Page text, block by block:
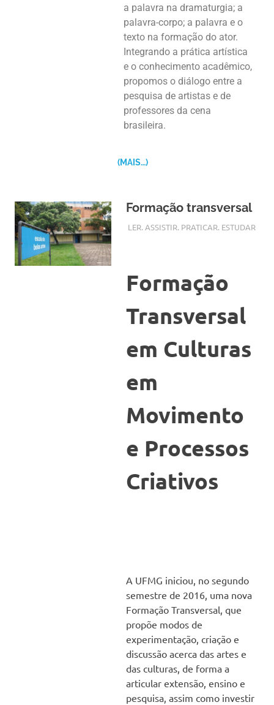
a palavra na dramaturgia; a
palavra-corpo; a palavra e o
texto na formação do ator.
Integrando a prática artística
e o conhecimento acadêmico,
propomos o diálogo entre a
pesquisa de artistas e de
professores da cena
brasileira.
(MAIS…)
Formação transversal
24 NOVEMBRO, 2017
CRIAARTES
LER. ASSISTIR. PRATICAR. ESTUDAR
Formação
Transversal
em Culturas
em
Movimento
e Processos
Criativos
A UFMG iniciou, no segundo
semestre de 2016, uma nova
Formação Transversal, que
propõe modos de
experimentação, criação e
discussão acerca das artes e
das culturas, de forma a
articular extensão, ensino e
pesquisa, assim como investir